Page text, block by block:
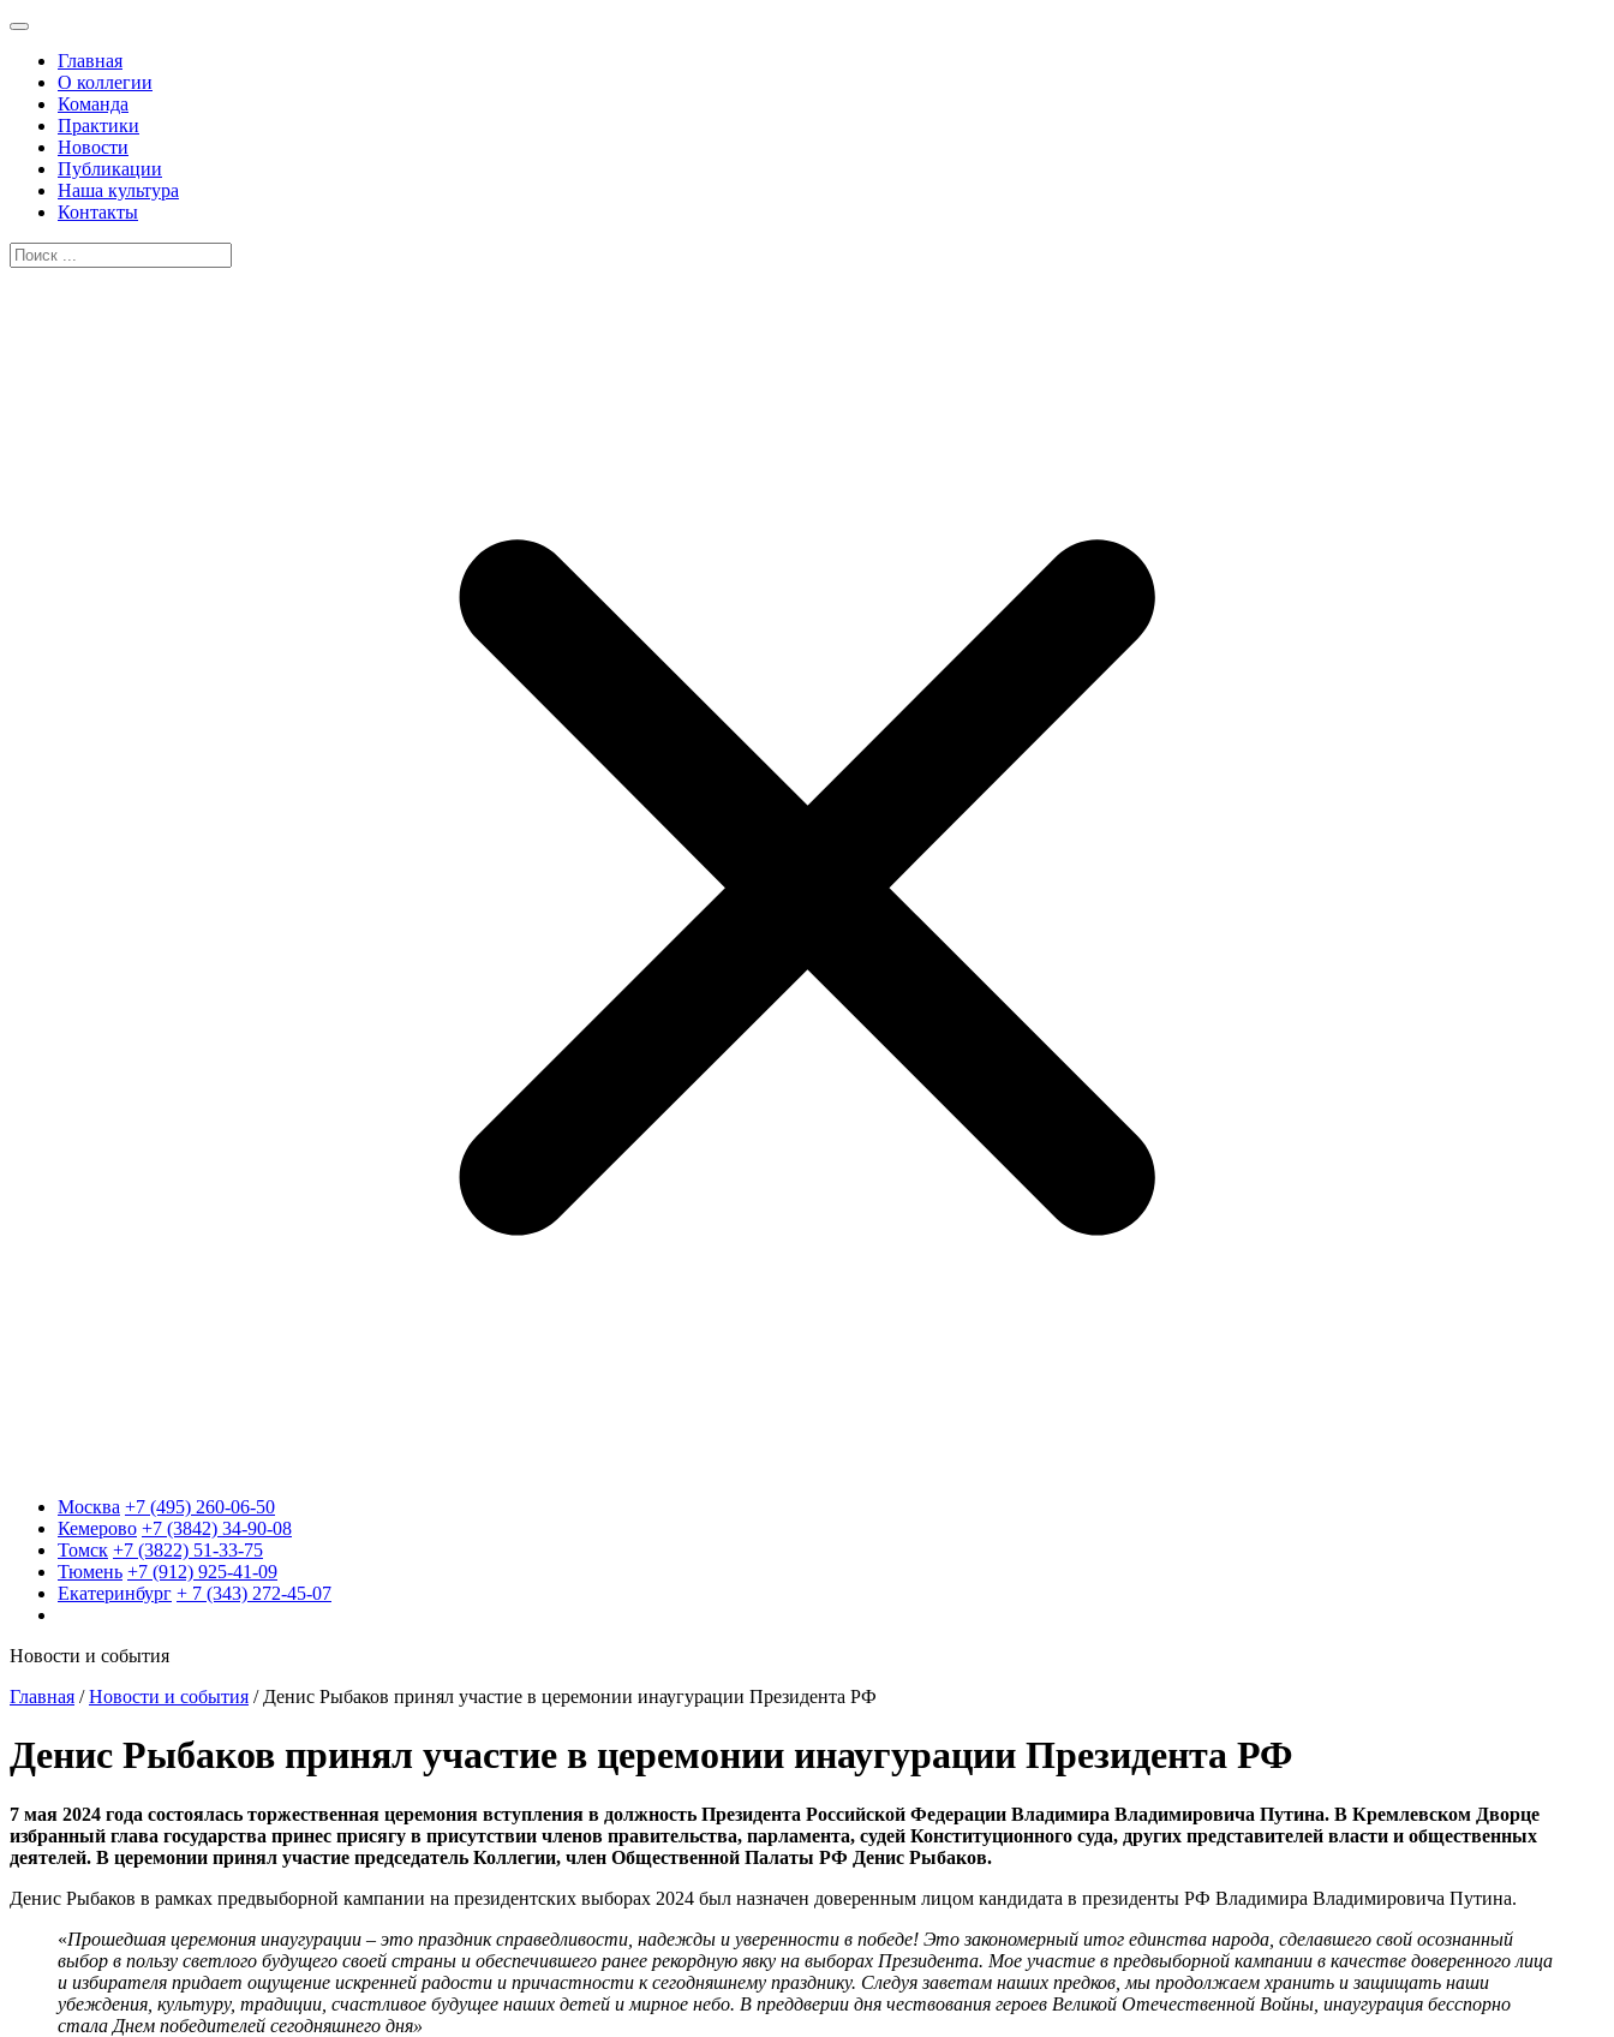
Главная
О коллегии
Команда
Практики
Новости
Публикации
Наша культура
Контакты
Москва +7 (495) 260-06-50
Кемерово +7 (3842) 34-90-08
Томск +7 (3822) 51-33-75
Тюмень +7 (912) 925-41-09
Екатеринбург + 7 (343) 272-45-07
Новости и события
Главная /Новости и события / Денис Рыбаков принял участие в церемонии инаугурации Президента РФ
Денис Рыбаков принял участие в церемонии инаугурации Президента РФ
7 мая 2024 года состоялась торжественная церемония вступления в должность Президента Российской Федерации Владимира Владимировича Путина. В Кремлевском Дворце
избранный глава государства принес присягу в присутствии членов правительства, парламента, судей Конституционного суда, других представителей власти и общественных
деятелей. В церемонии принял участие председатель Коллегии, член Общественной Палаты РФ Денис Рыбаков.
Денис Рыбаков в рамках предвыборной кампании на президентских выборах 2024 был назначен доверенным лицом кандидата в президенты РФ Владимира Владимировича Путина.
«Прошедшая церемония инаугурации – это праздник справедливости, надежды и уверенности в победе! Это закономерный итог единства народа, сделавшего свой осознанный
выбор в пользу светлого будущего своей страны и обеспечившего ранее рекордную явку на выборах Президента. Мое участие в предвыборной кампании в качестве доверенного лица
и избирателя придает ощущение искренней радости и причастности к сегодняшнему празднику. Следуя заветам наших предков, мы продолжаем хранить и защищать наши
убеждения, культуру, традиции, счастливое будущее наших детей и мирное небо. В преддверии дня чествования героев Великой Отечественной Войны, инаугурация бесспорно
стала Днем победителей сегодняшнего дня»